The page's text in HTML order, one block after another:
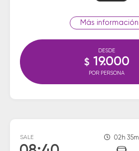
información
DESDE
$ 19.000
POR PERSONA
SALE 02h 35m